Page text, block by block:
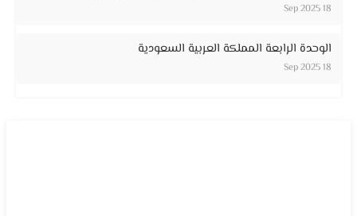
18 Sep 2025
الوحدة الرابعة المملكة العربية السعودية
18 Sep 2025